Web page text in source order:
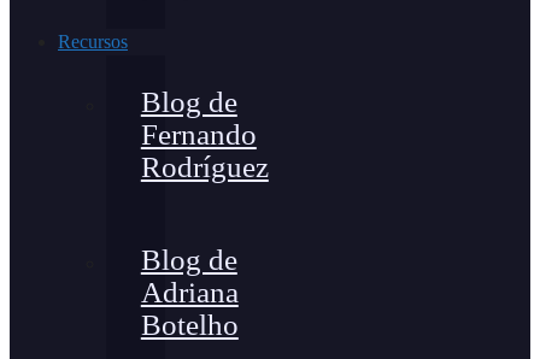
Recursos
Blog de
Fernando
Rodríguez
Blog de
Adriana
Botelho